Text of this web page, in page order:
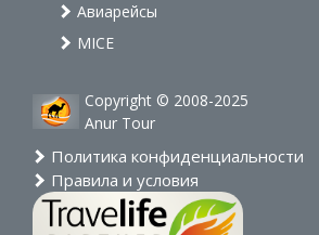
Авиарейсы
MICE
Copyright © 2008-2025
Anur Tour
Политика конфиденциальности
Правила и условия